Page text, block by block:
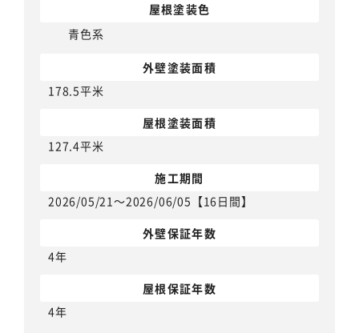
屋根塗装色
青色系
外壁塗装面積
178.5平米
屋根塗装面積
127.4平米
施工期間
2026/05/21～2026/06/05【16日間】
外壁保証年数
4年
屋根保証年数
4年